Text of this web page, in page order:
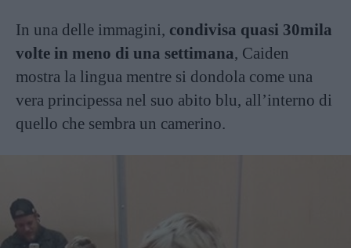
In una delle immagini, condivisa quasi 30mila
volte in meno di una settimana, Caiden
mostra la lingua mentre si dondola come una
vera principessa nel suo abito blu, all’interno di
quello che sembra un camerino.